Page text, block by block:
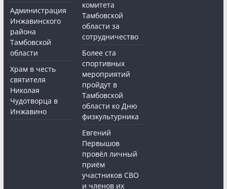
Администрация
Инжавинского
района
Тамбовской
области
Храм в честь
святителя
Николая
Чудотворца в
Инжавино
комитета
Тамбовской
области за
сотрудничество
Более ста
спортивных
мероприятий
пройдут в
Тамбовской
области ко Дню
физкультурника
Евгений
Первышов
провёл личный
приём
участников СВО
и членов их